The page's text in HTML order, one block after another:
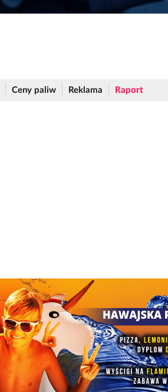
Ceny paliw Reklama Raport